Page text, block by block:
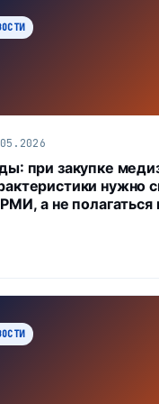
при закупке
нужно
а не полагаться